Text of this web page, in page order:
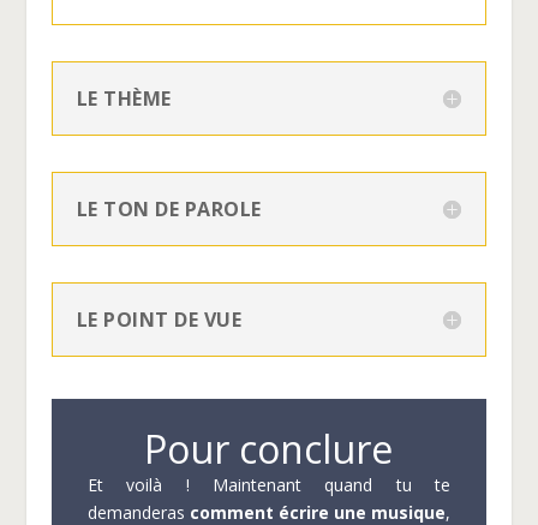
LE THÈME
LE TON DE PAROLE
LE POINT DE VUE
Pour conclure
Et voilà ! Maintenant quand tu te
demanderas comment écrire une musique,